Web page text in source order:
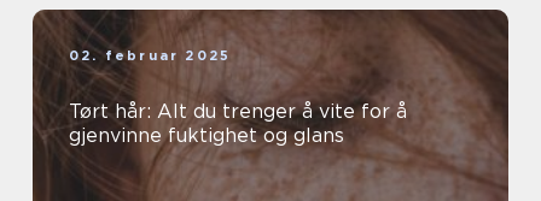
02. februar 2025
Tørt hår: Alt du trenger å vite for å
gjenvinne fuktighet og glans